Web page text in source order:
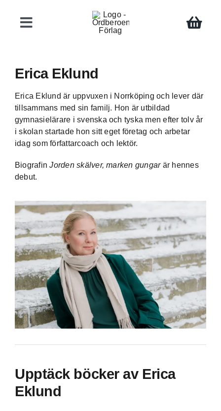
innehålletToggle
Författare
Teman
Press
Erica Eklund
Erica Eklund är uppvuxen i Norrköping och lever där
tillsammans med sin familj. Hon är utbildad
gymnasielärare i svenska och tyska men efter tolv år
i skolan startade hon sitt eget företag och arbetar
idag som författarcoach och lektör.
BiografinJorden skälver, marken gungarär hennes
debut.
Upptäck böcker av Erica
Eklund